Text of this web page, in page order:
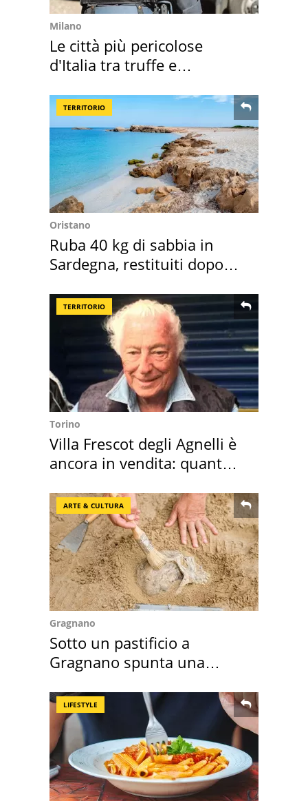
Milano
Le città più pericolose
d'Italia tra truffe e
TERRITORIO
Oristano
Ruba 40 kg di sabbia in
Sardegna, restituiti dopo
TERRITORIO
Torino
Villa Frescot degli Agnelli è
ancora in vendita: quanto
ARTE & CULTURA
Gragnano
Sotto un pastificio a
Gragnano spunta una
LIFESTYLE